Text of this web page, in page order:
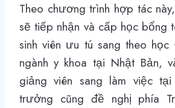
Theo chương trình hợp tác
sẽ tiếp nhận và cấp học bổng
sinh viên ưu tú sang theo học
ngành y khoa tại Nhật Bản,
giảng viên sang làm việc
trưởng cũng đề nghị phía